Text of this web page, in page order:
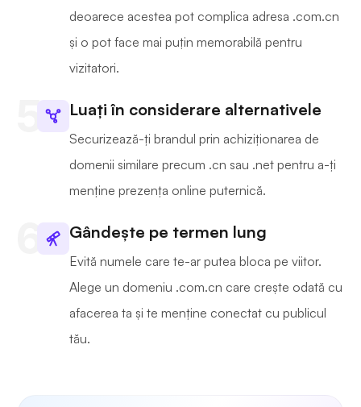
deoarece acestea pot complica adresa .com.cn
și o pot face mai puțin memorabilă pentru
vizitatori.
Luați în considerare alternativele
Securizează-ți brandul prin achiziționarea de
domenii similare precum .cn sau .net pentru a-ți
menține prezența online puternică.
Gândește pe termen lung
Evită numele care te-ar putea bloca pe viitor.
Alege un domeniu .com.cn care crește odată cu
afacerea ta și te menține conectat cu publicul
tău.